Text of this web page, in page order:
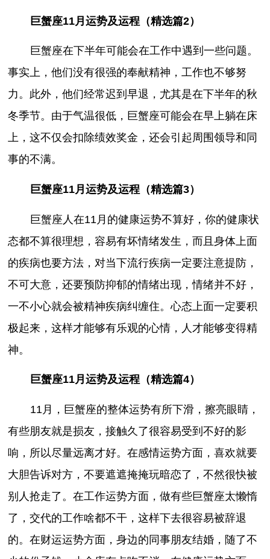
巨蟹座11月运势及运程（精选篇2）
巨蟹座在下半年可能会在工作中遇到一些问题。
事实上，他们没有很强的奉献精神，工作也不够努
力。此外，他们经常迟到早退，尤其是在下半年的秋
冬季节。由于气温很低，巨蟹座可能会在早上躺在床
上，这不仅会扣除绩效奖金，还会引起周围领导和同
事的不满。
巨蟹座11月运势及运程（精选篇3）
巨蟹座人在11月的健康运势不算好，你的健康状
态都不算很理想，容易有坏情绪发生，而且身体上面
的疾病也要方法，对当下流行疾病一定要注意提防，
不可大意，还要预防抑郁的情绪出现，情绪并不好，
一不小心就会被精神疾病纠缠住。心态上面一定要积
极起来，这样才能够有乐观的心情，人才能够变得精
神。
巨蟹座11月运势及运程（精选篇4）
11月，巨蟹座的整体运势有所下滑，擦亮眼睛，
有些朋友就是损友，接触久了很容易受到不好的影
响，所以尽量远离才好。在感情运势方面，喜欢就要
大胆告诉对方，不要遮遮掩掩玩暗恋了，不然很快被
别人抢走了。在工作运势方面，做有些巨蟹座太懒惰
了，交代的工作啥都不干，这样下去很容易被辞退
的。在财运运势方面，身边的同事朋友结婚，随了不